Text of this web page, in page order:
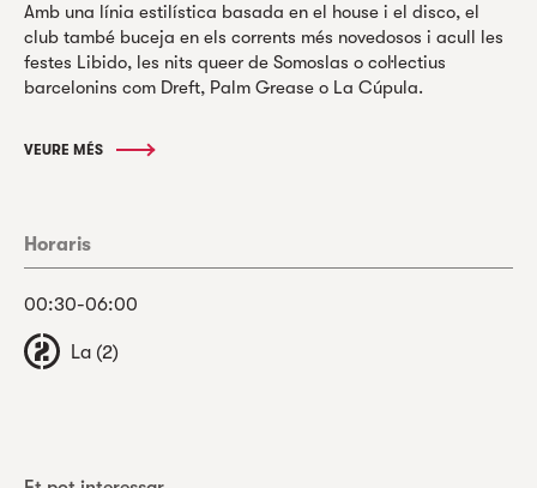
Amb una línia estilística basada en el house i el disco, el
club també buceja en els corrents més novedosos i acull les
festes Libido, les nits queer de Somoslas o col·lectius
barcelonins com Dreft, Palm Grease o La Cúpula.
VEURE MÉS
Horaris
00:30-06:00
La (2)